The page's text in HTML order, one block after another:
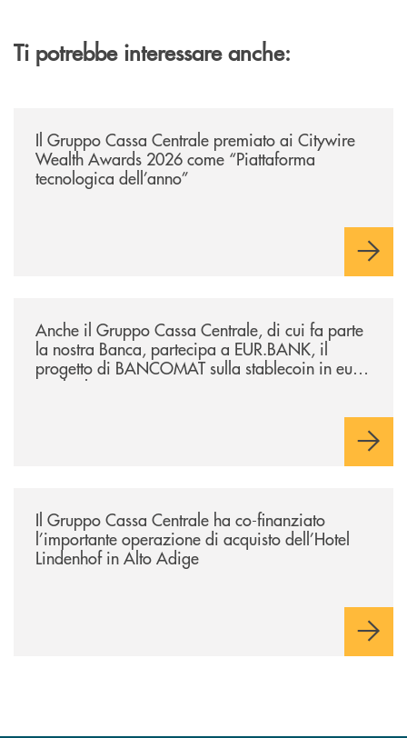
Ti potrebbe interessare anche:
Il Gruppo Cassa Centrale premiato ai Citywire
Wealth Awards 2026 come “Piattaforma
tecnologica dell’anno”
Anche il Gruppo Cassa Centrale, di cui fa parte
la nostra Banca, partecipa a EUR.BANK, il
progetto di BANCOMAT sulla stablecoin in euro
e sul relativo ecosistema
Il Gruppo Cassa Centrale ha co-finanziato
l’importante operazione di acquisto dell’Hotel
Lindenhof in Alto Adige